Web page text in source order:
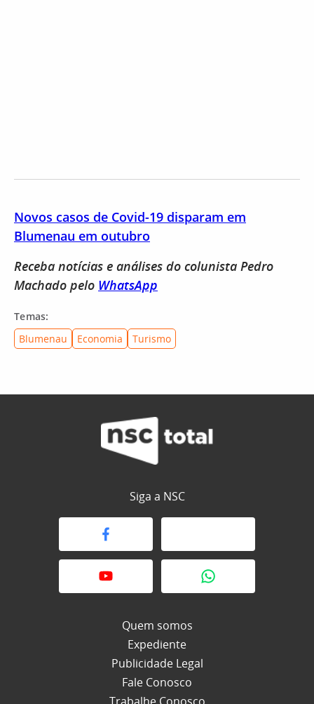
Novos casos de Covid-19 disparam em
Blumenau em outubro
Receba notícias e análises do colunista Pedro
Machado pelo WhatsApp
Temas:
Blumenau
Economia Turismo
Siga a NSC
Quem somos
Expediente
Publicidade Legal
Fale Conosco